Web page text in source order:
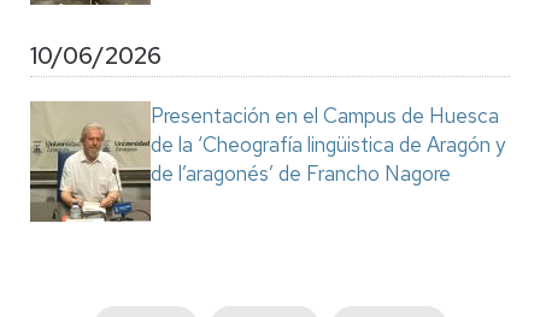
10/06/2026
Presentación en el Campus de Huesca
de la ‘Cheografía lingüistica de Aragón y
de l’aragonés’ de Francho Nagore